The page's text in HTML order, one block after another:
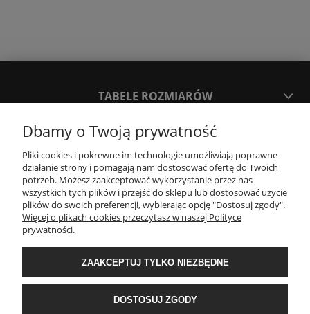
TABELE ROZMIARÓW
SPOSOBY PŁATNOŚCI ORAZ CZAS I KOSZTY DOSTAWY
DOSTAWY
KONTAKT
WYMIANA / ZWROTY / REKLAMACJE
REGULAMINY
Dbamy o Twoją prywatność
Pliki cookies i pokrewne im technologie umożliwiają poprawne
działanie strony i pomagają nam dostosować ofertę do Twoich
potrzeb. Możesz zaakceptować wykorzystanie przez nas
wszystkich tych plików i przejść do sklepu lub dostosować użycie
plików do swoich preferencji, wybierając opcję "Dostosuj zgody".
Więcej o plikach cookies przeczytasz w naszej Polityce
prywatności.
ZAAKCEPTUJ TYLKO NIEZBĘDNE
DOSTOSUJ ZGODY